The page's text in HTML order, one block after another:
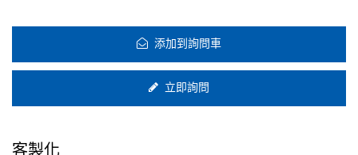
添加到詢問車
立即詢問
客製化